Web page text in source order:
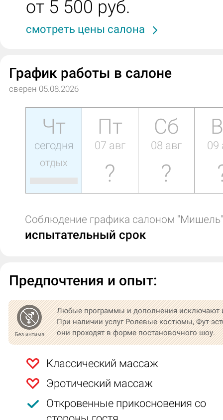
от 5 500 руб.
смотреть цены салона
График работы в салоне
сверен 05.08.2026
Чт
сегодня
отдых
Пт
07 авг
?
Сб
08 авг
?
09
Соблюдение графика салоном
испытательный срок
Предпочтения и опыт:
Любые программы и дополнения исключают
При наличии услуг Ролевые костюмы, Фут-
они проходят в форме постановочного шоу.
Классический массаж
Эротический массаж
Откровенные прикосновения со